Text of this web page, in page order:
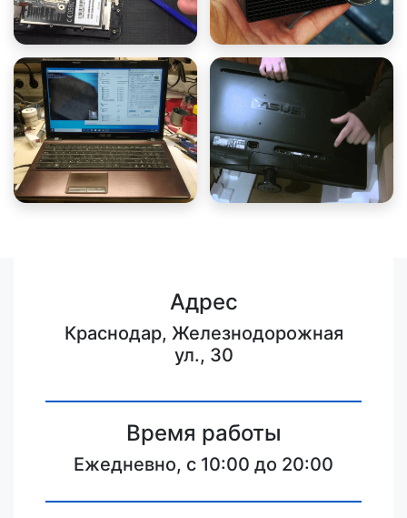
Адрес
Краснодар, Железнодорожная
ул., 30
Время работы
Ежедневно, с 10:00 до 20:00